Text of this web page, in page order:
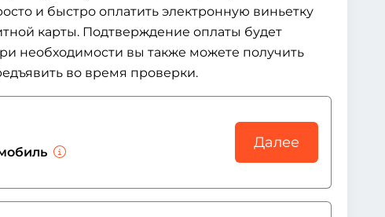
и быстро оплатить электронную виньетку
карты. Подтверждение оплаты будет
необходимости вы также можете получить
во время проверки.
Далее